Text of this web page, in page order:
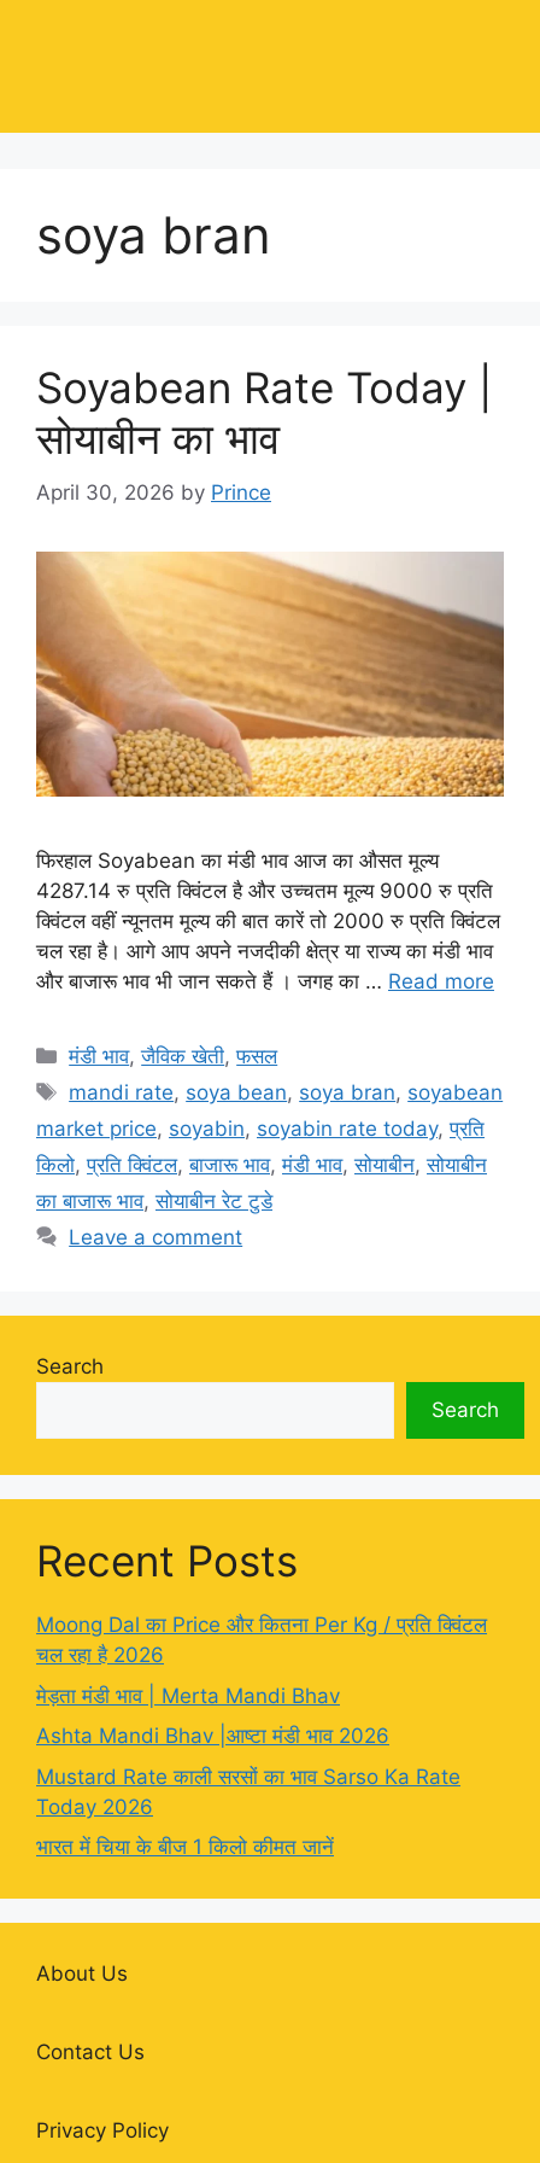
soya bran
Soyabean Rate Today |
सोयाबीन का भाव
April 30, 2026 by Prince
फिरहाल Soyabean का मंडी भाव आज का औसत मूल्य
4287.14 रु प्रति क्विंटल है और उच्चतम मूल्य 9000 रु प्रति
क्विंटल वहीं न्यूनतम मूल्य की बात कारें तो 2000 रु प्रति क्विंटल
चल रहा है। आगे आप अपने नजदीकी क्षेत्र या राज्य का मंडी भाव
और बाजारू भाव भी जान सकते हैं । जगह का … Read more
Categories
मंडी भाव,जैविक खेती,फसल
Tags
mandi rate, soya bean, soya bran, soyabean
market price, soyabin, soyabin rate today,प्रति
किलो,प्रति क्विंटल,बाजारू भाव,मंडी भाव,सोयाबीन,सोयाबीन
का बाजारू भाव,सोयाबीन रेट टुडे
Leave a comment
Search
Search
Recent Posts
Moong Dal का Price और कितना Per Kg / प्रति क्विंटल
चल रहा है 2026
मेड़ता मंडी भाव | Merta Mandi Bhav
Ashta Mandi Bhav |आष्टा मंडी भाव 2026
Mustard Rate काली सरसों का भाव Sarso Ka Rate
Today 2026
भारत में चिया के बीज 1 किलो कीमत जानें
About Us
Contact Us
Privacy Policy